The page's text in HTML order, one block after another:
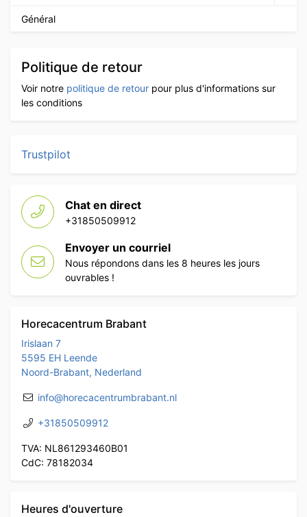
Général
Politique de retour
Voir notre politique de retour pour plus d'informations sur
les conditions
Trustpilot
Chat en direct
+31850509912
Envoyer un courriel
Nous répondons dans les 8 heures les jours
ouvrables !
Horecacentrum Brabant
Irislaan 7
5595 EH Leende
Noord-Brabant, Nederland
info@horecacentrumbrabant.nl
+31850509912
TVA: NL861293460B01
CdC: 78182034
Heures d'ouverture